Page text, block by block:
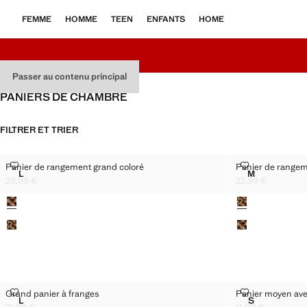
Passer au contenu principal
FEMME HOMME TEEN ENFANTS HOME
PANIERS DE CHAMBRE
FILTRER ET TRIER
Tailles
L
PANIER DE RANGEMENT GRAND COLORÉ
Panier de rangement grand coloré
PANIER DE RANGEMENT GRAND COLORÉ
29,99 €
Couleurs
Tailles
MPANIER DE
Panier de
PANIER DE
22,99 €
Couleurs
Tailles
L
Grand panier à franges
GRAND PANIER À FRANGES
Tailles
S
Panier moyen
PANIER